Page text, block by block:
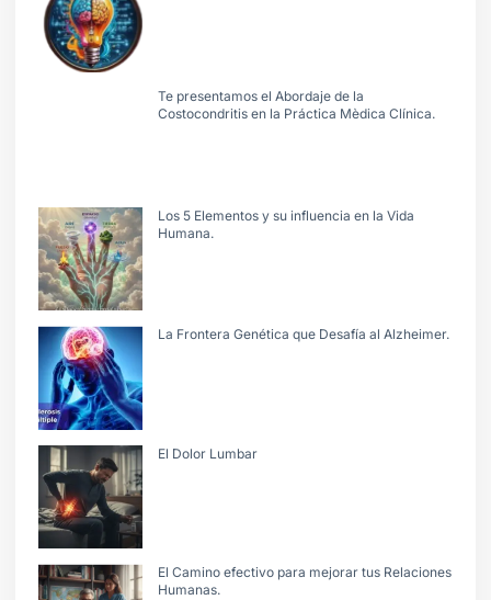
Te presentamos el Abordaje de la
Costocondritis en la Práctica Mèdica Clínica.
Los 5 Elementos y su influencia en la Vida
Humana.
La Frontera Genética que Desafía al Alzheimer.
El Dolor Lumbar
El Camino efectivo para mejorar tus Relaciones
Humanas.